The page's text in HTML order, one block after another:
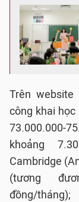
Trên website
công khai học
73.000.000-
khoảng
Cambridge
(tương
đồng/